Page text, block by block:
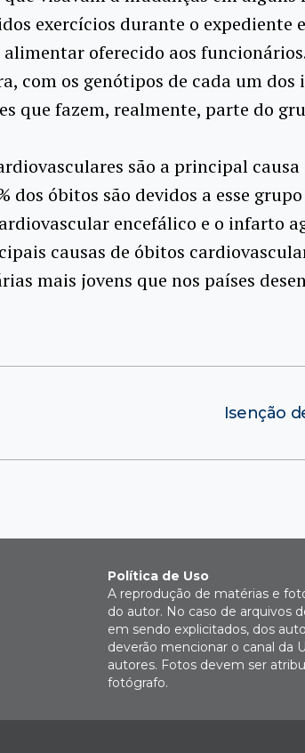
exercícios durante o expediente
oferecido aos
com os genótipos de cada um
que fazem, realmente, parte do
são a principal
dos óbitos são devidos a esse
encefálico e o infarto
causas de óbitos
mais jovens que nos países
Isenção
Política de Uso
A reprodução de matérias e
do autor. No caso de arquivos
em sendo explicitados, dos
deverão mencionar o canal da
autores. Fotos devem ser
fotógrafo.